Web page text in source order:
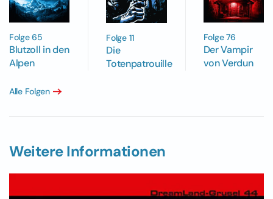
Folge 65
Blutzoll in den
Alpen
Folge 11
Die
Totenpatrouille
Folge 76
Der Vampir
von Verdun
Alle Folgen
Weitere Informationen